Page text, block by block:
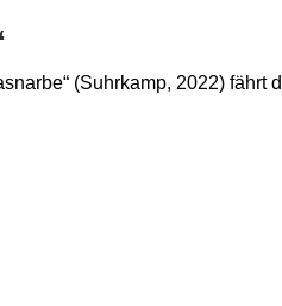
(Suhrkamp, 2022) fährt